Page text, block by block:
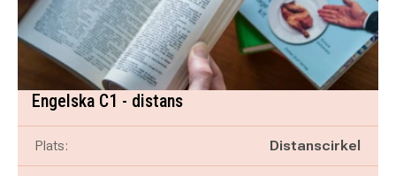
Engelska C1 - distans
Plats: Distanscirkel